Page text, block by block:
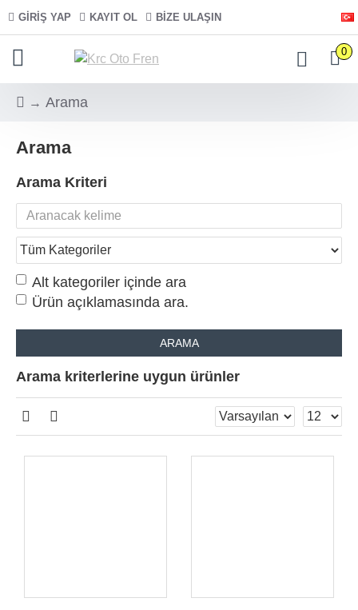
GIRIŞ YAP KAYIT OL BIZE ULAŞIN
0
Arama
Arama
Arama Kriteri
Alt kategoriler içinde ara
Ürün açıklamasında ara.
ARAMA
Arama kriterlerine uygun ürünler